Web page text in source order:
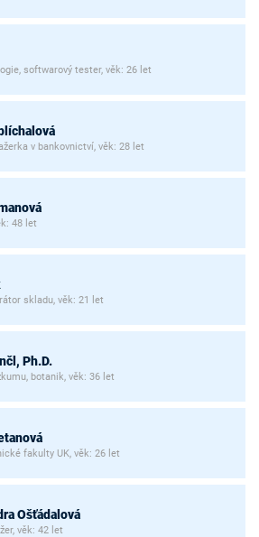
softwarový tester, věk: 26 let
v bankovnictví, věk: 28 let
48 let
skladu, věk: 21 let
Ph.D.
botanik, věk: 36 let
fakulty UK, věk: 26 let
Ošťádalová
věk: 42 let